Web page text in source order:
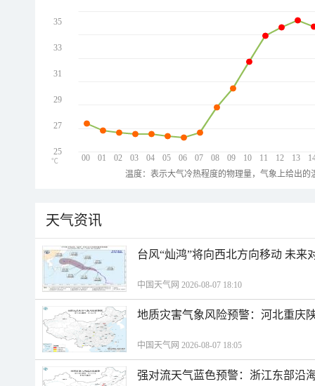
00 01 02 03 04 05 06 07 08 09 10 11 12 13
35
33
31
29
27
25
℃
温度：表示大气冷热程度的物理量，气象上给出
天气资讯
台风“灿鸿”将向西北方向移动 未来
中国天气网 2026-08-07 18:10
地质灾害气象风险预警：河北重庆
中国天气网 2026-08-07 18:05
强对流天气蓝色预警：浙江东部沿